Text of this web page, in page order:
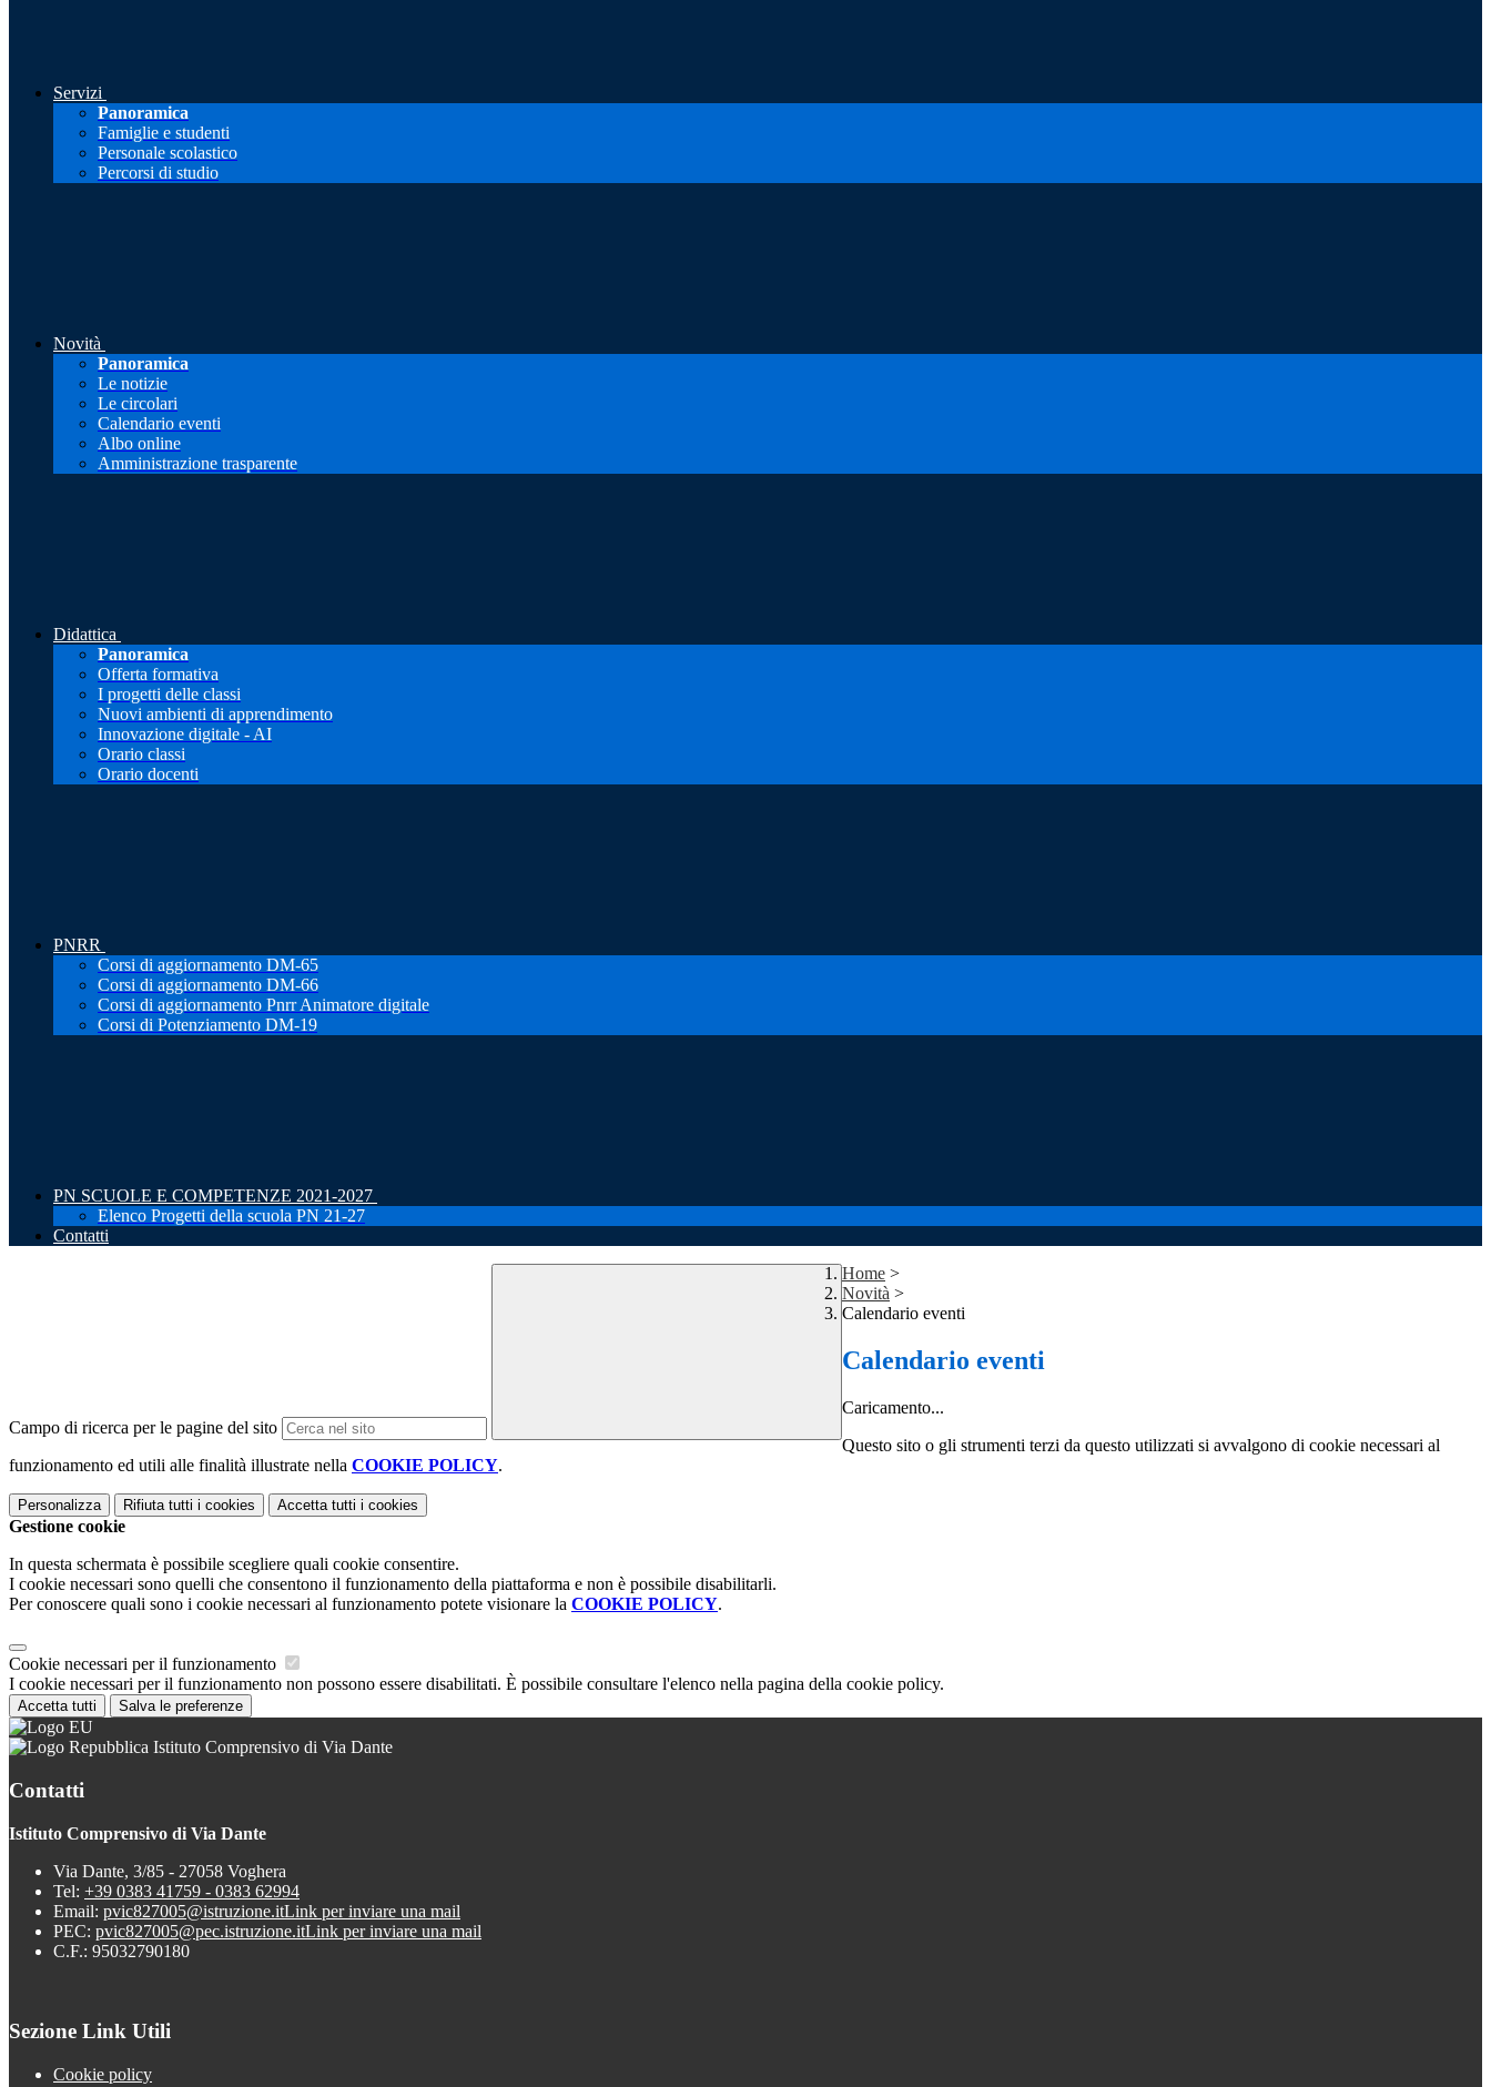
Servizi
Panoramica
Famiglie e studenti
Personale scolastico
Percorsi di studio
Novità
Panoramica
Le notizie
Le circolari
Calendario eventi
Albo online
Amministrazione trasparente
Didattica
Panoramica
Offerta formativa
I progetti delle classi
Nuovi ambienti di apprendimento
Innovazione digitale - AI
Orario classi
Orario docenti
PNRR
Corsi di aggiornamento DM-65
Corsi di aggiornamento DM-66
Corsi di aggiornamento Pnrr Animatore digitale
Corsi di Potenziamento DM-19
PN SCUOLE E COMPETENZE 2021-2027
Elenco Progetti della scuola PN 21-27
Contatti
Campo di ricerca per le pagine del sito
Home >
Novità >
Calendario eventi
Calendario eventi
Caricamento...
Questo sito o gli strumenti terzi da questo utilizzati si avvalgono di cookie necessari al
funzionamento ed utili alle finalità illustrate nella COOKIE POLICY.
Personalizza Rifiuta tutti i cookies Accetta tutti i cookies
Gestione cookie
In questa schermata è possibile scegliere quali cookie consentire.
I cookie necessari sono quelli che consentono il funzionamento della piattaforma e non è possibile disabilitarli.
Per conoscere quali sono i cookie necessari al funzionamento potete visionare la COOKIE POLICY.
Cookie necessari per il funzionamento
I cookie necessari per il funzionamento non possono essere disabilitati. È possibile consultare l'elenco nella pagina della cookie policy.
Accetta tutti Salva le preferenze
Istituto Comprensivo di Via Dante
Contatti
Istituto Comprensivo di Via Dante
Via Dante, 3/85 - 27058 Voghera
Tel: +39 0383 41759 - 0383 62994
Email: pvic827005@istruzione.itLink per inviare una mail
PEC: pvic827005@pec.istruzione.itLink per inviare una mail
C.F.: 95032790180
Sezione Link Utili
Cookie policy